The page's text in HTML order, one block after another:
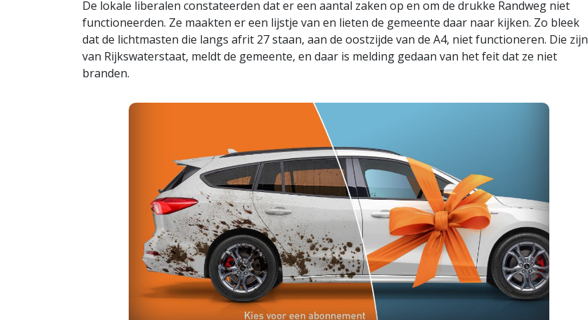
De lokale liberalen constateerden dat er een aantal zaken op en om de drukke Randweg niet
functioneerden. Ze maakten er een lijstje van en lieten de gemeente daar naar kijken. Zo bleek
dat de lichtmasten die langs afrit 27 staan, aan de oostzijde van de A4, niet functioneren. Die zijn
van Rijkswaterstaat, meldt de gemeente, en daar is melding gedaan van het feit dat ze niet
branden.